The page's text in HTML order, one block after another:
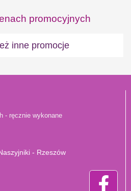
promocyjnych
inne promocje
- ręcznie wykonane
- Rzeszów